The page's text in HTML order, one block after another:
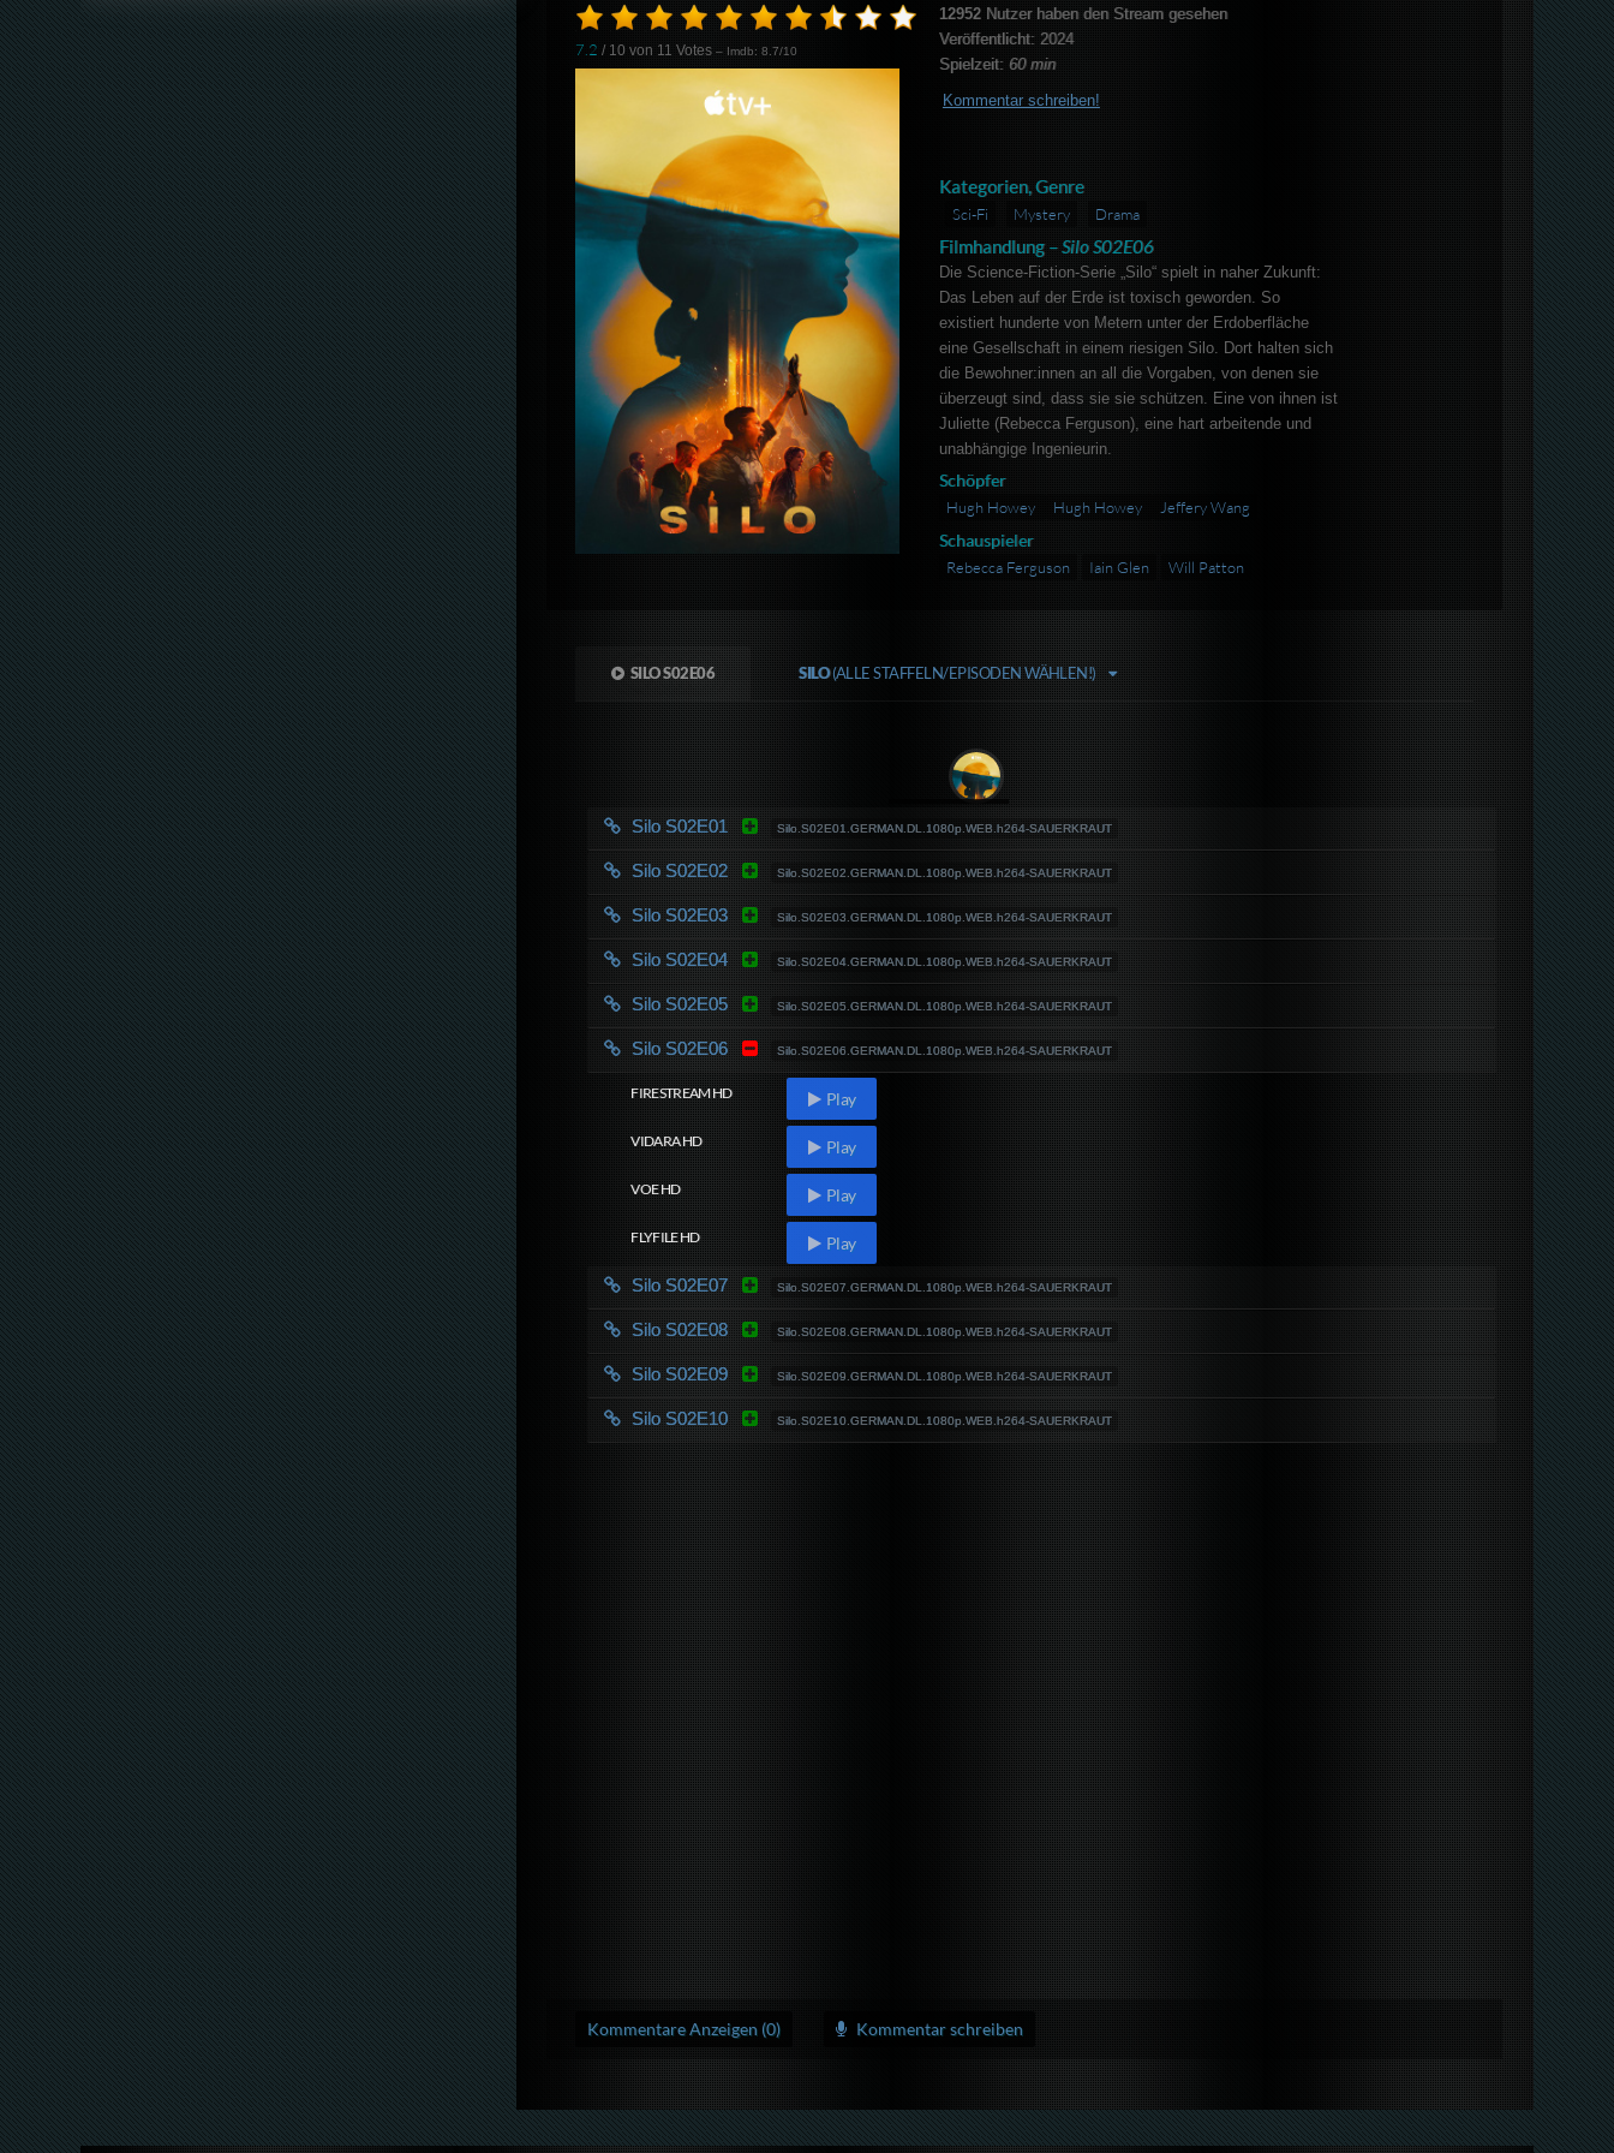
7.2 / 10 von 11 Votes – Imdb: 8.7/10
12952Nutzer haben den Stream gesehen
Veröffentlicht: 2024
Spielzeit: 60 min
Kommentar schreiben!
Kategorien, Genre
Sci-Fi Mystery Drama
Filmhandlung –Silo S02E06
Die Science-Fiction-Serie „Silo“ spielt in naher Zukunft:
Das Leben auf der Erde ist toxisch geworden. So
existiert hunderte von Metern unter der Erdoberfläche
eine Gesellschaft in einem riesigen Silo. Dort halten sich
die Bewohner:innen an all die Vorgaben, von denen sie
überzeugt sind, dass sie sie schützen. Eine von ihnen ist
Juliette (Rebecca Ferguson), eine hart arbeitende und
unabhängige Ingenieurin.
Schöpfer
Hugh Howey Hugh Howey Jeffery Wang
Schauspieler
Rebecca Ferguson Iain Glen Will Patton
SILO S02E06 SILO(ALLE STAFFELN/EPISODEN WÄHLEN!)
Silo S02E01 Silo.S02E01.GERMAN.DL.1080p.WEB.h264-SAUERKRAUT
Silo S02E02 Silo.S02E02.GERMAN.DL.1080p.WEB.h264-SAUERKRAUT
Silo S02E03 Silo.S02E03.GERMAN.DL.1080p.WEB.h264-SAUERKRAUT
Silo S02E04 Silo.S02E04.GERMAN.DL.1080p.WEB.h264-SAUERKRAUT
Silo S02E05 Silo.S02E05.GERMAN.DL.1080p.WEB.h264-SAUERKRAUT
Silo S02E06 Silo.S02E06.GERMAN.DL.1080p.WEB.h264-SAUERKRAUT
FIRESTREAM HD Play
VIDARA HD Play
VOE HD Play
FLYFILE HD Play
Silo S02E07 Silo.S02E07.GERMAN.DL.1080p.WEB.h264-SAUERKRAUT
Silo S02E08 Silo.S02E08.GERMAN.DL.1080p.WEB.h264-SAUERKRAUT
Silo S02E09 Silo.S02E09.GERMAN.DL.1080p.WEB.h264-SAUERKRAUT
Silo S02E10 Silo.S02E10.GERMAN.DL.1080p.WEB.h264-SAUERKRAUT
Kommentare Anzeigen (0) Kommentar schreiben